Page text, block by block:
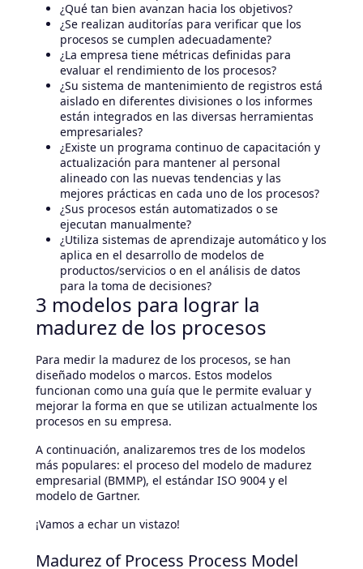
¿Qué tan bien avanzan hacia los objetivos?
¿Se realizan auditorías para verificar que los
procesos se cumplen adecuadamente?
¿La empresa tiene métricas definidas para
evaluar el rendimiento de los procesos?
¿Su sistema de mantenimiento de registros está
aislado en diferentes divisiones o los informes
están integrados en las diversas herramientas
empresariales?
¿Existe un programa continuo de capacitación y
actualización para mantener al personal
alineado con las nuevas tendencias y las
mejores prácticas en cada uno de los procesos?
¿Sus procesos están automatizados o se
ejecutan manualmente?
¿Utiliza sistemas de aprendizaje automático y los
aplica en el desarrollo de modelos de
productos/servicios o en el análisis de datos
para la toma de decisiones?
3 modelos para lograr la
madurez de los procesos
Para medir la madurez de los procesos, se han
diseñado modelos o marcos. Estos modelos
funcionan como una guía que le permite evaluar y
mejorar la forma en que se utilizan actualmente los
procesos en su empresa.
A continuación, analizaremos tres de los modelos
más populares: el proceso del modelo de madurez
empresarial (BMMP), el estándar ISO 9004 y el
modelo de Gartner.
¡Vamos a echar un vistazo!
Madurez of Process Process Model